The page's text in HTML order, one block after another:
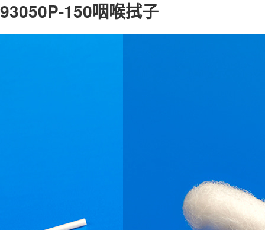
93050P-150咽喉拭子